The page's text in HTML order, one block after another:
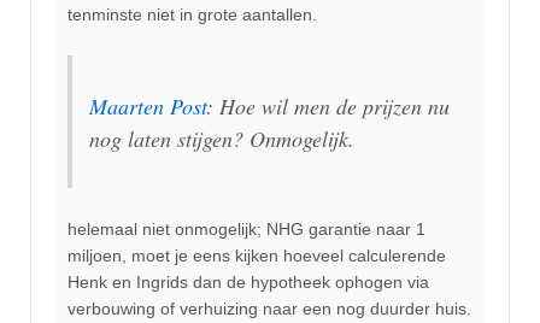
tenminste niet in grote aantallen.
Maarten Post: Hoe wil men de prijzen nu
nog laten stijgen? Onmogelijk.
helemaal niet onmogelijk; NHG garantie naar 1
miljoen, moet je eens kijken hoeveel calculerende
Henk en Ingrids dan de hypotheek ophogen via
verbouwing of verhuizing naar een nog duurder huis.